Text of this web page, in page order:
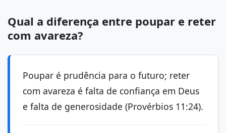
Qual a diferença entre poupar e reter
com avareza?
Poupar é prudência para o futuro; reter
com avareza é falta de confiança em Deus
e falta de generosidade (Provérbios 11:24).